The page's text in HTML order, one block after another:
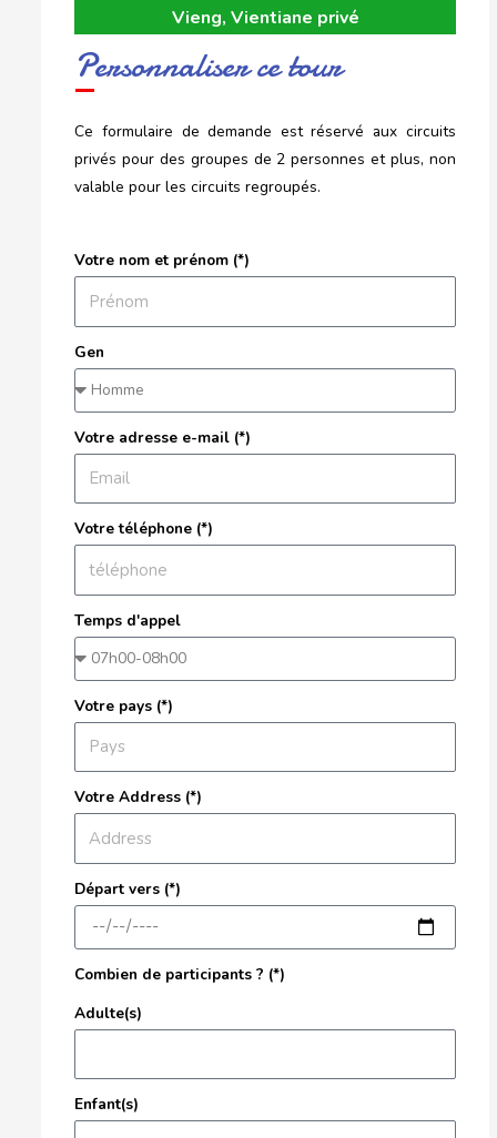
Vieng, Vientiane privé
Personnaliser ce tour
Ce formulaire de demande est réservé aux circuits
privés pour des groupes de 2 personnes et plus, non
valable pour les circuits regroupés.
Votre nom et prénom (*)
Gen
Votre adresse e-mail (*)
Votre téléphone (*)
Temps d'appel
Votre pays (*)
Votre Address (*)
Départ vers (*)
Combien de participants ? (*)
Adulte(s)
Enfant(s)